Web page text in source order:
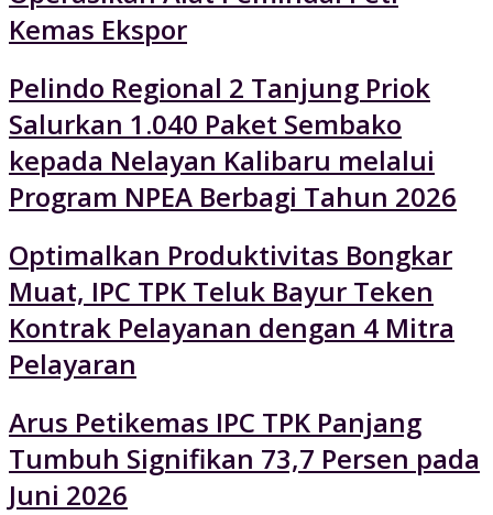
Kemas Ekspor
Pelindo Regional 2 Tanjung Priok
Salurkan 1.040 Paket Sembako
kepada Nelayan Kalibaru melalui
Program NPEA Berbagi Tahun 2026
Optimalkan Produktivitas Bongkar
Muat, IPC TPK Teluk Bayur Teken
Kontrak Pelayanan dengan 4 Mitra
Pelayaran
Arus Petikemas IPC TPK Panjang
Tumbuh Signifikan 73,7 Persen pada
Juni 2026